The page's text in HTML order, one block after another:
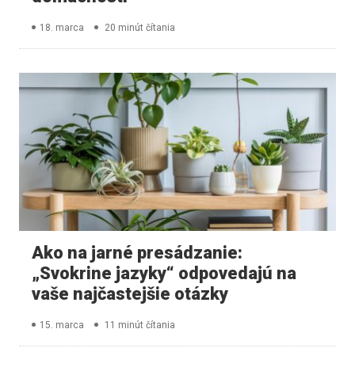
18. marca 20 minút čítania
Ako na jarné presádzanie:
„Svokrine jazyky“ odpovedajú na
vaše najčastejšie otázky
15. marca 11 minút čítania